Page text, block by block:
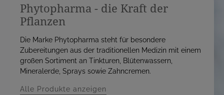
Phytopharma - die Kraft der
Pflanzen
Die Marke Phytopharma steht für besondere
Zubereitungen aus der traditionellen Medizin mit einem
großen Sortiment an Tinkturen, Blütenwassern,
Mineralerde, Sprays sowie Zahncremen.
Alle Produkte anzeigen